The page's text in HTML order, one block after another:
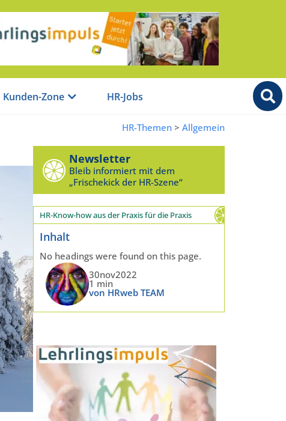
Kunden-Zone HR-Jobs
HR-Themen > Allgemein
Newsletter
Bleib informiert mit dem
„Frischekick der HR-Szene“
HR-Know-how aus der Praxis für die Praxis
Inhalt
No headings were found on this page.
30nov2022
1 min
von HRweb TEAM